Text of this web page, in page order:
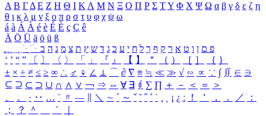
Α Β ΓΔ Ε Ζ Η Θ Ι ΚΛ Μ Ν Ξ Ο Π Ρ Σ ΤΥ Φ Χ Ψ Ω α β γ δ ε ζ η
θ ι κ λ μ ν ξ ο π ρ σ τ υ φ χ ψ ω
á à Á À é è É È ç Ç ê
Ä Ö Ü ä ö ü ß
ִֶֹ ֻּ ׁׂ פ ם ן ו ט א ר ק ף ך ל ח י ע כ ג ד ש ץ ת צ מ נ ה ב
‘ ’ “ ” 〔 〕 〈 〉 「 」 『 』 【 】 ＂ （ ） ［ ］ ｛ ｝
± × ÷ ≠ ≤ ≥ ∞ ∴ ♂ ♀ ∠ ⊥ ⌒ ∂ ∇ ≡ ≒ ≪ ≫ √ ∽ ∝ ∵ ∫ ∬ ∈ ∋
⊆ ⊇ ⊂ ⊃ ∪ ∩ ∧ ∨ ￢ ⇒ ⇔ ∀ ∃ ∮ ∑ ∏ ＋ － ＜ ＝
＞
、
。 · ‥ … ¨ 〃 ― ＼ ∼ ´ ～ ˇ ˘ ˝ ˚ ˙ ¸ ¡ ¿ ː ！ ＇ ， ． ／
：
；
？ ＾ ｀